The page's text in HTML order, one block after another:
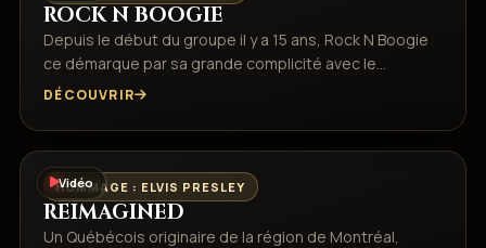
ROCK N BOOGIE
Depuis le début du groupe il y a 15 ans, Rock N Boogie
ce démarque par sa grande complicité avec le…
DÉCOUVRIR
Vidéo
HOMMAGE : ELVIS PRESLEY
REIMAGINED
Un Québécois originaire de la région de Montréal,